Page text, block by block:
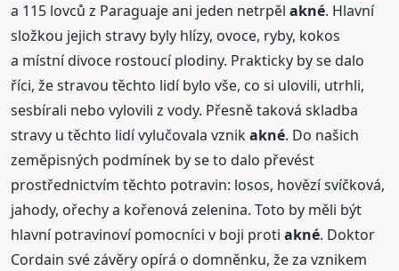
a 115 lovců z Paraguaje ani jeden netrpělakné. Hlavní
složkou jejich stravy byly hlízy, ovoce, ryby, kokos
a místní divoce rostoucí plodiny. Prakticky by se dalo
říci, že stravou těchto lidí bylo vše, co si ulovili, utrhli,
sesbírali nebo vylovili z vody. Přesně taková skladba
stravy u těchto lidí vylučovala vznikakné. Do našich
zeměpisných podmínek by se to dalo převést
prostřednictvím těchto potravin: losos, hovězí svíčková,
jahody, ořechy a kořenová zelenina. Toto by měli být
hlavní potravinoví pomocníci v boji protiakné. Doktor
Cordain své závěry opírá o domněnku, že za vznikem